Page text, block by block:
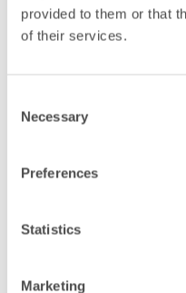
provided to them or that
of their services.
Selection
Necessary
Preferences
Statistics
Marketing
– Jag lärde mig väldigt
många bra
Petra.
tydligt råd: